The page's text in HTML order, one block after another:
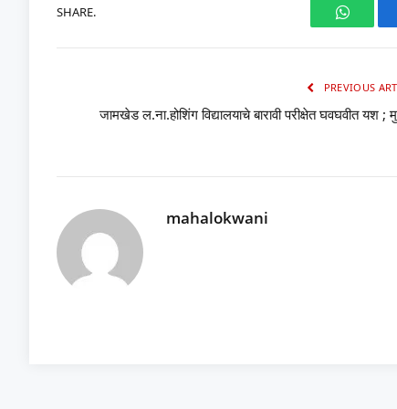
SHARE.
PREVIOUS
जामखेड ल.ना.होशिंग विद्यालयाचे बारावी परीक्षेत घवघवीत यश ;
mahalokwani